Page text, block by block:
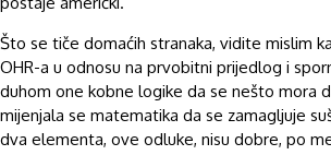
Što se tiče domaćih stranaka, vidite mislim
OHR-a u odnosu na prvobitni prijedlog i
duhom one kobne logike da se nešto mora
mijenjala se matematika da se zamagljuje
dva elementa, ove odluke, nisu dobre, po